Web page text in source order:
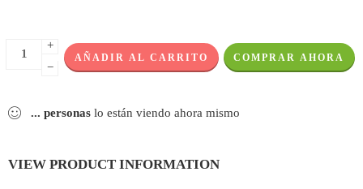
+
−
AÑADIR AL CARRITO COMPRAR AHORA
... personas lo están viendo ahora mismo
VIEW PRODUCT INFORMATION